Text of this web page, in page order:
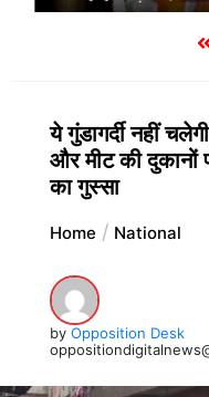
ये गुंडागर्दी नहीं
और मीट की दुकानों
का गुस्सा
Home National
by Opposition Desk